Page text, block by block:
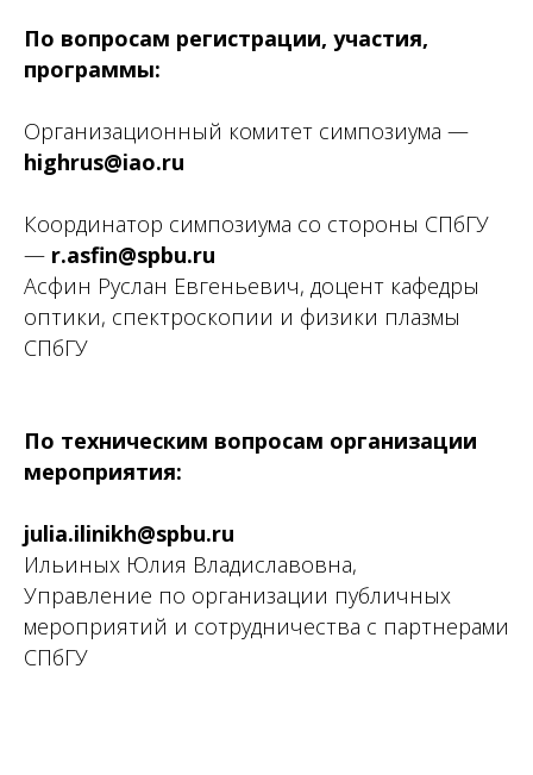
По вопросам регистрации, участия,
программы:
Организационный комитет симпозиума —
highrus@iao.ru
Координатор симпозиума со стороны СПбГУ
— r.asfin@spbu.ru
Асфин Руслан Евгеньевич, доцент кафедры
оптики, спектроскопии и физики плазмы
СПбГУ
По техническим вопросам организации
мероприятия:
julia.ilinikh@spbu.ru
Ильиных Юлия Владиславовна,
Управление по организации публичных
мероприятий и сотрудничества с партнерами
СПбГУ